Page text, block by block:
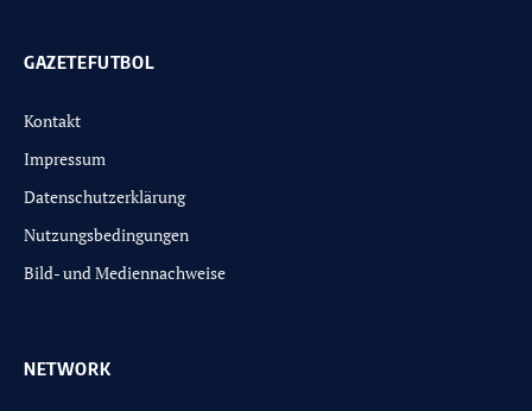
GAZETEFUTBOL
Kontakt
Impressum
Datenschutzerklärung
Nutzungsbedingungen
Bild- und Mediennachweise
NETWORK